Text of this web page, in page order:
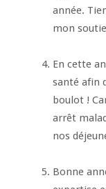
année.
mon
En cette
santé afin
boulot !
arrêt
nos
Bonne